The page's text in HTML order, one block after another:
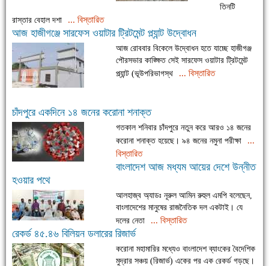
তিনটি
রাস্তার বেহাল দশা
... বিস্তারিত
আজ হাজীগঞ্জে সারফেস ওয়াটার ট্রিটমেন্ট প্ল্যান্ট উদ্বোধন
আজ রোববার বিকেলে উদ্বোধন হতে যাচ্ছে হাজীগঞ্জ
পৌরসভার কাঙ্ক্ষিত সেই সারফেস ওয়াটার ট্রিটমেন্ট
প্ল্যান্ট (ভূউপরিভাগস্থ
... বিস্তারিত
চাঁদপুরে একদিনে ১৪ জনের করোনা শনাক্ত
গতকাল শনিবার চাঁদপুরে নতুন করে আরও ১৪ জনের
করোনা শনাক্ত হয়েছে। ৯৪ জনের নমুনা পরীক্ষা
...
বিস্তারিত
বাংলাদেশ আজ মধ্যম আয়ের দেশে উন্নীত
হওয়ার পথে
আলহাজ্ব অ্যাডঃ নূরুল আমিন রুহুল এমপি বলেছেন,
বাংলাদেশের মানুষের রাজনৈতিক দল একটাই। যে
দলের নেতা
... বিস্তারিত
রেকর্ড ৪৫.৪৬ বিলিয়ন ডলারের রিজার্ভ
করোনা মহামারির মধ্যেও বাংলাদেশ ব্যাংকের বৈদেশিক
মুদ্রার সঞ্চয় (রিজার্ভ) একের পর এক রেকর্ড গড়ছে।